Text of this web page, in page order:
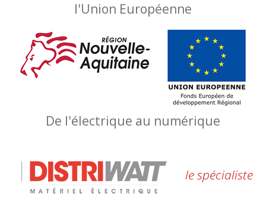
l'Union Européenne
De l'électrique au numérique
le spécialiste